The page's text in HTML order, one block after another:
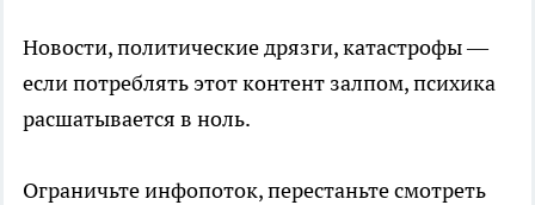
Новости, политические дрязги, катастрофы —
если потреблять этот контент залпом, психика
расшатывается в ноль.
Ограничьте инфопоток, перестаньте смотреть